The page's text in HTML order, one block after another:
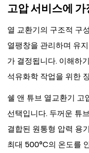
고압 서비스에
열 교환기의 구조적 구
열팽창을 관리하며 유
가 결정됩니다. 이해하기
석유화학 작업을 위한
쉘 앤 튜브 열교환기 고
선택입니다. 두꺼운 튜
결합된 원통형 압력 용
최대 500°C의 온도를